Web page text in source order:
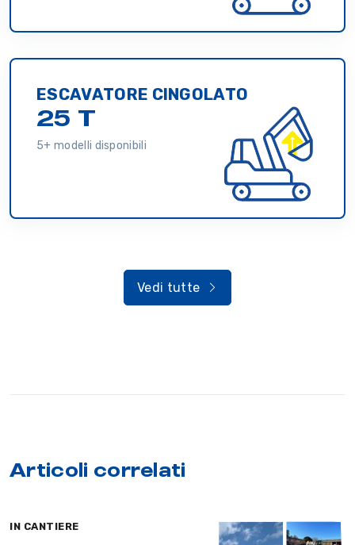
ESCAVATORE CINGOLATO
25 T
5+ modelli disponibili
Vedi tutte
Articoli correlati
IN CANTIERE